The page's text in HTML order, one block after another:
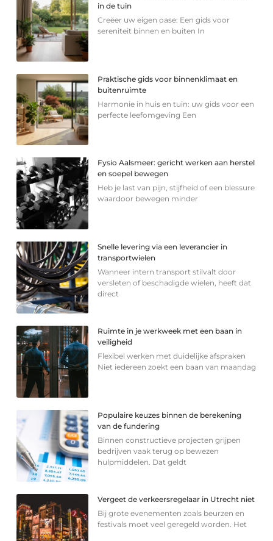
in de tuin
Creëer uw eigen oase: Een gids voor
sereniteit binnen en buiten In
Praktische gids voor binnenklimaat en
buitenruimte
Harmonie in huis en tuin: uw gids voor een
perfecte leefomgeving Een
Fysio Aalsmeer: gericht werken aan herstel
en soepel bewegen
Heb je last van pijn, stijfheid of een blessure
waardoor bewegen minder
Snelle levering via een leverancier in
transportwielen
Wanneer intern transport stilvalt door
versleten of beschadigde wielen, heeft dat
direct
Ruimte in je werkweek met een baan in
veiligheid
Flexibel werken met duidelijke afspraken
Niet iedereen zoekt een baan van maandag
Populaire keuzes binnen de berekening
van de fundering
Binnen constructieve projecten grijpen
bedrijven vaak terug op bewezen
hulpmiddelen. Dat geldt
Vergeet de verkeersregelaar in Utrecht niet
Bij grote evenementen zoals beurzen en
festivals moet veel geregeld worden. Het